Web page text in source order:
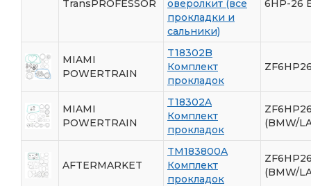
TransPROFESSOR
оверолкит (все
прокладки и
сальники)
6HP-26
MIAMI
POWERTRAIN
T18302B
Комплект
прокладок
MIAMI
POWERTRAIN
T18302A
Комплект
прокладок
(BMW/
AFTERMARKET
TM183800A
Комплект
прокладок
(BMW/